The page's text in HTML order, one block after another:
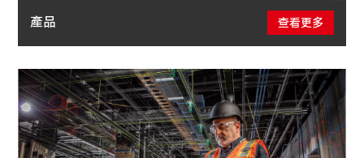
產品 查看更多